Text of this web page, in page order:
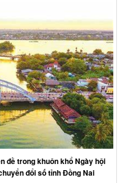
đề trong khuôn khổ Ngày hội
đổi số tỉnh Đồng Nai